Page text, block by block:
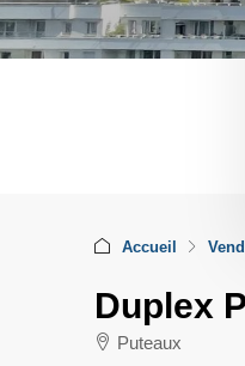
Accueil
Duplex
Puteaux